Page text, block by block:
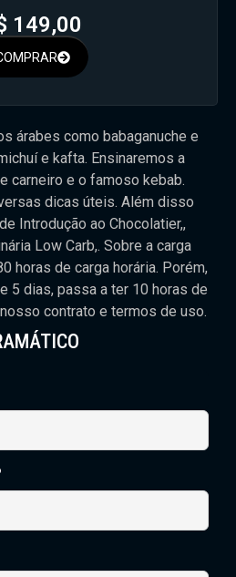
árabes como babaganuche e
e kafta. Ensinaremos a
carneiro e o famoso kebab.
dicas úteis. Além disso
Introdução ao Chocolatier,,
Low Carb,. Sobre a carga
horas de carga horária. Porém,
5 dias, passa a ter 10 horas de
contrato e termos de uso.
149,00